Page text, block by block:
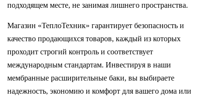
подходящем месте, не занимая лишнего пространства.
Магазин «ТеплоТехник» гарантирует безопасность и
качество продающихся товаров, каждый из которых
проходит строгий контроль и соответствует
международным стандартам. Инвестируя в наши
мембранные расширительные баки, вы выбираете
надежность, экономию и комфорт для вашего дома или